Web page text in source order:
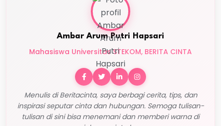
Ambar Arum Putri Hapsari
Mahasiswa Universitas STEKOM, BERITA CINTA
Menulis di Beritacinta, saya berbagi cerita, tips, dan
inspirasi seputar cinta dan hubungan. Semoga tulisan-
tulisan di sini bisa menemani dan memberi warna di